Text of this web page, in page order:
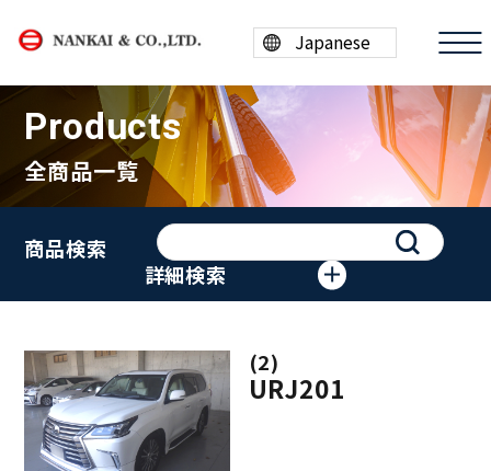
商品情報
買取案内
会社案内
採用情報
ESG/SDGs
Products
全商品一覧
詳細検索
商品検索
(2)
URJ201